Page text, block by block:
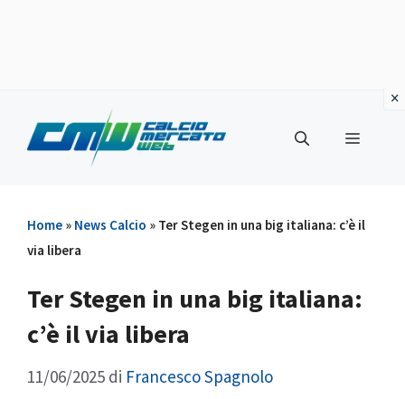
contenuto
Menu
Home » News Calcio » Ter Stegen in una big italiana: c’è il
via libera
Ter Stegen in una big italiana:
c’è il via libera
11/06/2025 di Francesco Spagnolo